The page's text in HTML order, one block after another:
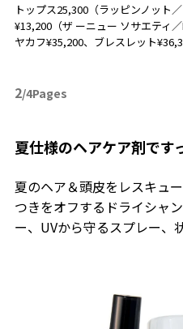
トップス25,300（ラッピンノッ
¥13,200（ザ ーニュー ソサエティ
ヤカフ¥35,200、ブレスレット
2/4Pages
夏仕様のヘアケア剤です
夏のヘア＆頭皮をレスキュ
つきをオフするドライシャ
ー、UVから守るスプレー、